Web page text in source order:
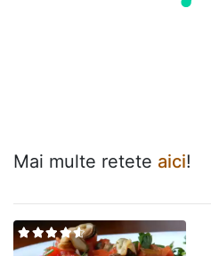
Mai multe retete aici!